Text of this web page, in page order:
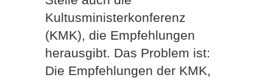
Kultusministerkonferenz
(KMK), die Empfehlungen
herausgibt. Das Problem ist:
Die Empfehlungen der KMK,